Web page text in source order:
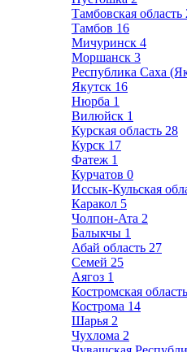
Тамбовская область
Тамбов 16
Мичуринск 4
Моршанск 3
Республика Саха
Якутск 16
Нюрба 1
Вилюйск 1
Курская область 28
Курск 17
Фатеж 1
Курчатов 0
Иссык-Кульская
Каракол 5
Чолпон-Ата 2
Балыкчы 1
Абай область 27
Семей 25
Аягоз 1
Костромская область
Кострома 14
Шарья 2
Чухлома 2